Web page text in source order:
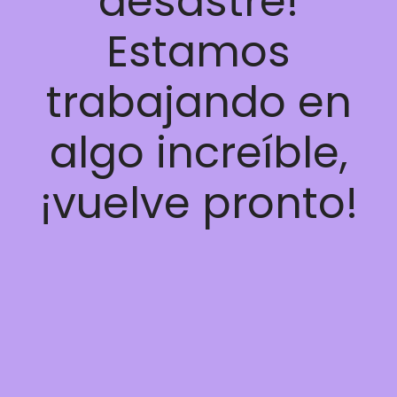
Estamos
trabajando en
algo increíble,
¡vuelve pronto!